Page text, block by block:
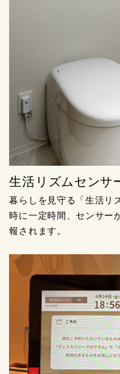
生活リズムセンサ
暮らしを見守る「生活リ
時に一定時間、センサー
報されます。